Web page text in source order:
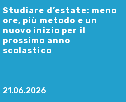
Studiare d’estate: meno
ore, più metodo e un
nuovo inizio per il
prossimo anno
scolastico
21.06.2026